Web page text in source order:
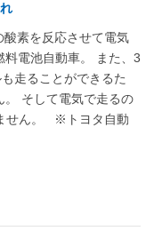
素を反応させて電気
電池自動車。 また、3
走ることができるた
。 そして電気で走るの
せん。 ※トヨタ自動